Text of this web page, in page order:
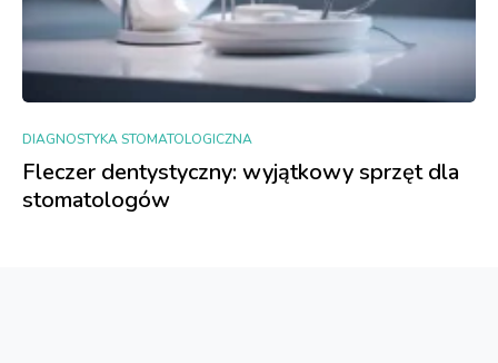
DIAGNOSTYKA STOMATOLOGICZNA
Fleczer dentystyczny: wyjątkowy sprzęt dla
stomatologów